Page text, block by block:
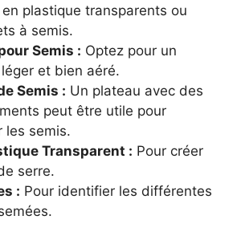
plastique transparents ou
à semis.
Semis : Optez pour un
et bien aéré.
Semis : Un plateau avec des
peut être utile pour
les semis.
Transparent : Pour créer
serre.
: Pour identifier les différentes